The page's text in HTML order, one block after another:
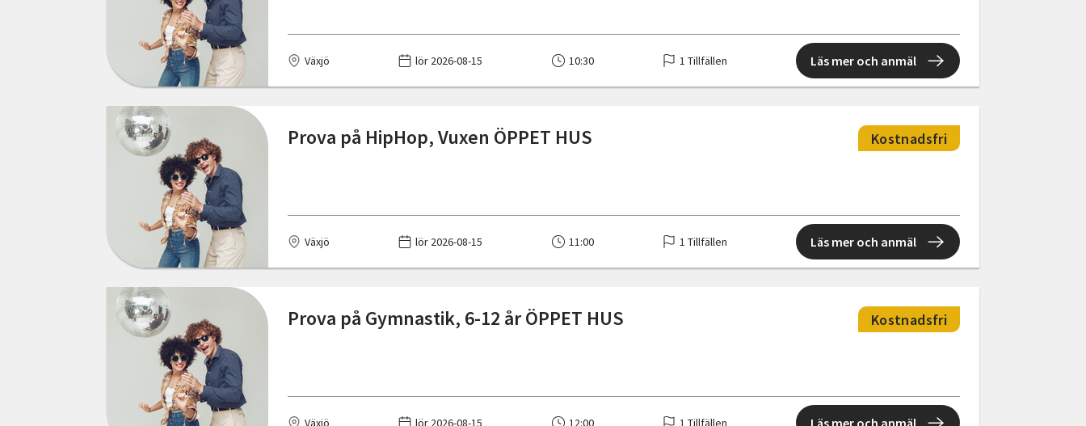
Sollentuna
Stockholm
Strömsnäsbruk
Sävsjö
Söderhamn
Söderköping
Tidaholm
Trelleborg
Tvååker
Uddevalla
Umeå
Uppsala
Växjö lör 2026-08-15 10:30 1 Tillfällen Läs mer och anmäl
Prova på HipHop, Vuxen ÖPPET HUS Kostnadsfri
Växjö lör 2026-08-15 11:00 1 Tillfällen Läs mer och anmäl
Prova på Gymnastik, 6-12 år ÖPPET HUS Kostnadsfri